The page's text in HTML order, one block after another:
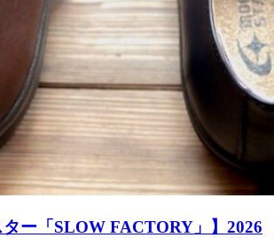
ター「SLOW FACTORY」】2026